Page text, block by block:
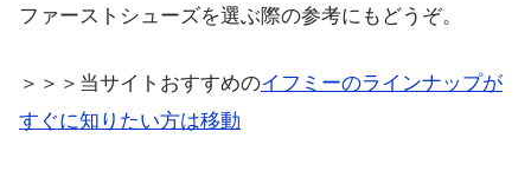
ファーストシューズを選ぶ際の参考にもどうぞ。
＞＞＞当サイトおすすめのイフミーのラインナップが
すぐに知りたい方は移動